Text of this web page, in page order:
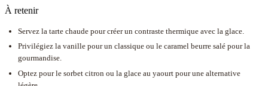
À retenir
Servez la tarte chaude pour créer un contraste thermique avec la glace.
Privilégiez la vanille pour un classique ou le caramel beurre salé pour la
gourmandise.
Optez pour le sorbet citron ou la glace au yaourt pour une alternative